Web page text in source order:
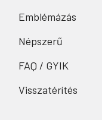
Emblémázás
Népszerű
FAQ / GYIK
Visszatérítés